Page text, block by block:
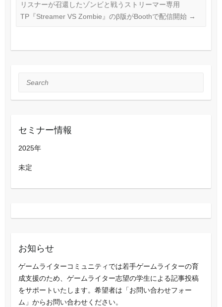
リスナーが召還したゾンビと戦うストリーマー専用
TP『Streamer VS Zombie』のβ版がBoothで配信開始 →
Search
セミナー情報
2025年
未定
お知らせ
ゲームライターコミュニティでは若手ゲームライターの育
成支援のため、ゲームライター志望の学生による記事投稿
をサポートいたします。希望者は「お問い合わせフォー
ム」からお問い合わせください。